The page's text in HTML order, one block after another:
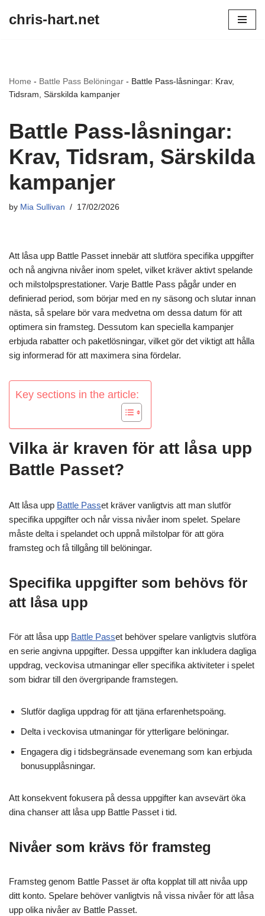
chris-hart.net
Home - Battle Pass Belöningar - Battle Pass-låsningar: Krav,
Tidsram, Särskilda kampanjer
Battle Pass-låsningar:
Krav, Tidsram, Särskilda
kampanjer
by Mia Sullivan 17/02/2026
Att låsa upp Battle Passet innebär att slutföra specifika uppgifter
och nå angivna nivåer inom spelet, vilket kräver aktivt spelande
och milstolpsprestationer. Varje Battle Pass pågår under en
definierad period, som börjar med en ny säsong och slutar innan
nästa, så spelare bör vara medvetna om dessa datum för att
optimera sin framsteg. Dessutom kan speciella kampanjer
erbjuda rabatter och paketlösningar, vilket gör det viktigt att hålla
sig informerad för att maximera sina fördelar.
Key sections in the article:
Vilka är kraven för att låsa upp
Battle Passet?
Att låsa upp Battle Passet kräver vanligtvis att man slutför
specifika uppgifter och når vissa nivåer inom spelet. Spelare
måste delta i spelandet och uppnå milstolpar för att göra
framsteg och få tillgång till belöningar.
Specifika uppgifter som behövs för
att låsa upp
För att låsa upp Battle Passet behöver spelare vanligtvis slutföra
en serie angivna uppgifter. Dessa uppgifter kan inkludera dagliga
uppdrag, veckovisa utmaningar eller specifika aktiviteter i spelet
som bidrar till den övergripande framstegen.
Slutför dagliga uppdrag för att tjäna erfarenhetspoäng.
Delta i veckovisa utmaningar för ytterligare belöningar.
Engagera dig i tidsbegränsade evenemang som kan erbjuda
bonusupplåsningar.
Att konsekvent fokusera på dessa uppgifter kan avsevärt öka
dina chanser att låsa upp Battle Passet i tid.
Nivåer som krävs för framsteg
Framsteg genom Battle Passet är ofta kopplat till att nivåa upp
ditt konto. Spelare behöver vanligtvis nå vissa nivåer för att låsa
upp olika nivåer av Battle Passet.